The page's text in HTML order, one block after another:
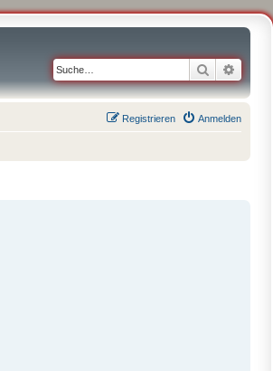
Suche
Anmelden
Registrieren